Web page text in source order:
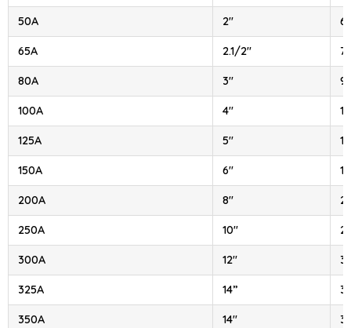
50A 2″
65A 2.1/2″
80A 3″
100A 4″
125A 5″
150A 6″
200A 8″
250A 10″
300A 12″
325A 14”
350A 14″